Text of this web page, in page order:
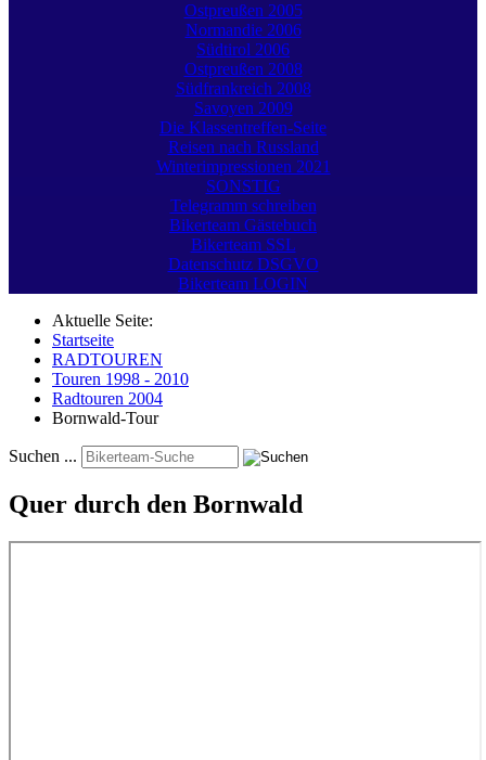
Ostpreußen 2005
Normandie 2006
Südtirol 2006
Ostpreußen 2008
Südfrankreich 2008
Savoyen 2009
Die Klassentreffen-Seite
Reisen nach Russland
Winterimpressionen 2021
SONSTIG
Telegramm schreiben
Bikerteam Gästebuch
Bikerteam SSL
Datenschutz DSGVO
Bikerteam LOGIN
Aktuelle Seite:
Startseite
RADTOUREN
Touren 1998 - 2010
Radtouren 2004
Bornwald-Tour
Suchen ...
Quer durch den Bornwald